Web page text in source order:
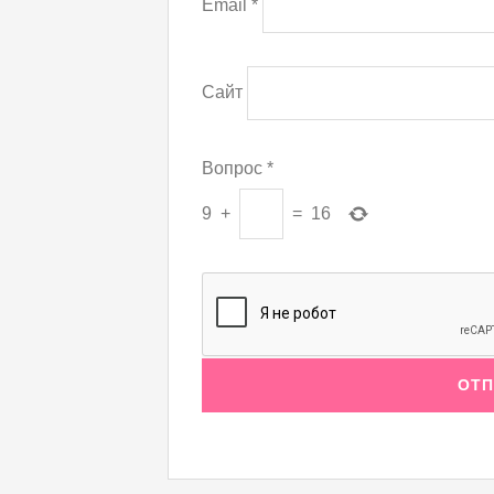
Email *
Сайт
Вопрос *
9 + = 16